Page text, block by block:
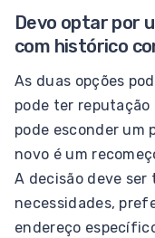
Devo optar por
com histórico
As duas opções
pode ter reputação
pode esconder um
novo é um
A decisão deve ser
necessidades,
endereço